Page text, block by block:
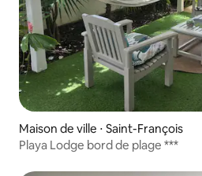
Maison de ville ⋅ Saint-François
Playa Lodge bord de plage ***